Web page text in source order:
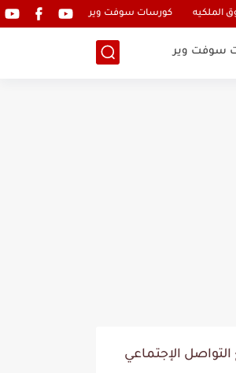
الملكيه كورسات سوفت وير
سوفت وير
الإجتماعي